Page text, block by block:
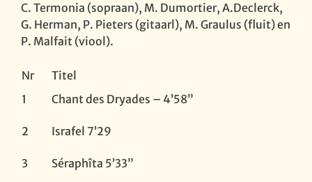
C. Termonia (sopraan), M. Dumortier, A.Declerck,
G. Herman, P. Pieters (gitaarl), M. Graulus (fluit) en
P. Malfait (viool).
Nr
Titel
1
Chant des Dryades – 4’58”
2 Israfel 7’29
3 Séraphîta 5’33”